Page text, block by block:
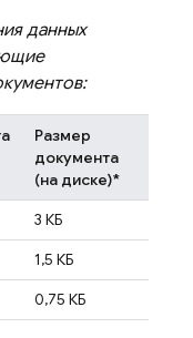
данных
Размер
документа
(на диске)*
3 КБ
1,5 КБ
0,75 КБ